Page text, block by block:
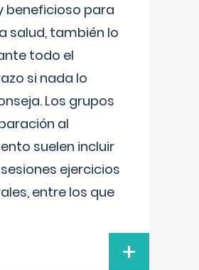
beneficioso para
salud, también lo
todo el
si nada lo
Los grupos
al
suelen incluir
ejercicios
entre los que
+